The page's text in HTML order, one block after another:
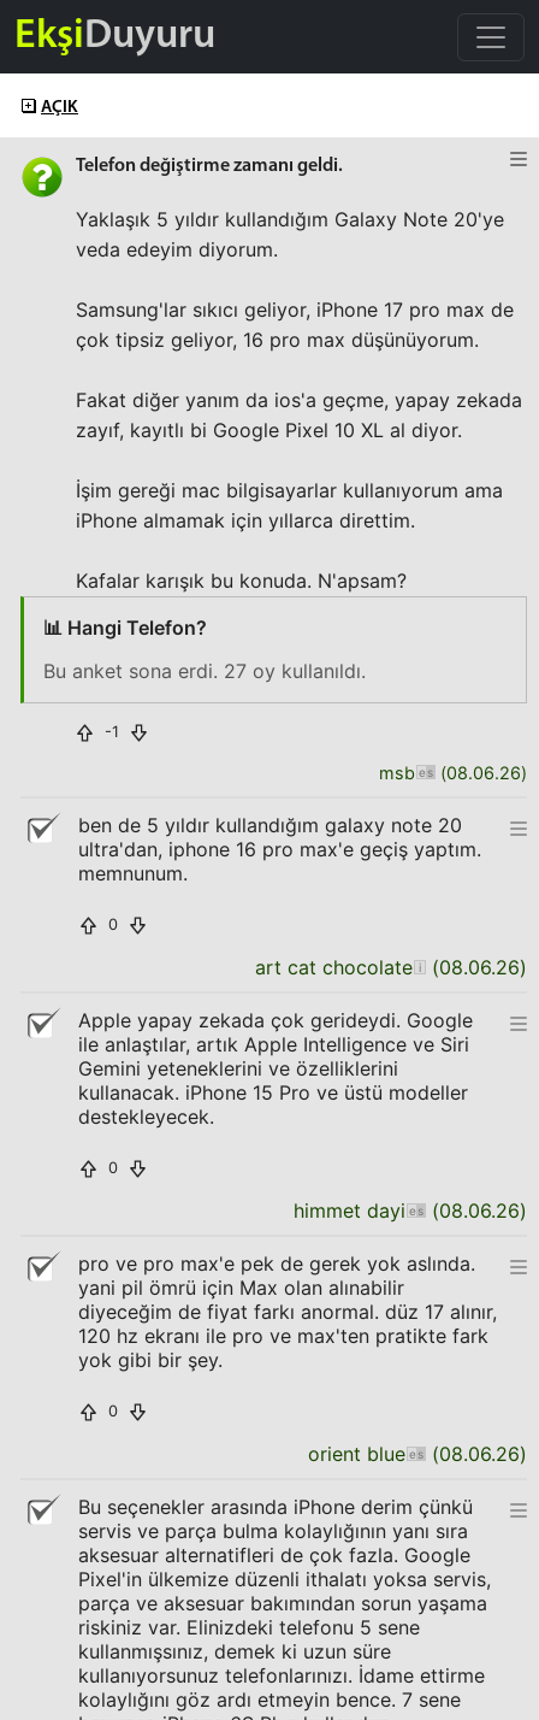
EkşiDuyuru
AÇIK
Telefon değiştirme zamanı geldi.
Yaklaşık 5 yıldır kullandığım Galaxy Note 20'ye
veda edeyim diyorum.
Samsung'lar sıkıcı geliyor, iPhone 17 pro max de
çok tipsiz geliyor, 16 pro max düşünüyorum.
Fakat diğer yanım da ios'a geçme, yapay zekada
zayıf, kayıtlı bi Google Pixel 10 XL al diyor.
İşim gereği mac bilgisayarlar kullanıyorum ama
iPhone almamak için yıllarca direttim.
Kafalar karışık bu konuda. N'apsam?
📊 Hangi Telefon?
Bu anket sona erdi. 27 oy kullanıldı.
-1
msb (08.06.26)
ben de 5 yıldır kullandığım galaxy note 20
ultra'dan, iphone 16 pro max'e geçiş yaptım.
memnunum.
0
art cat chocolate (08.06.26)
Apple yapay zekada çok gerideydi. Google
ile anlaştılar, artık Apple Intelligence ve Siri
Gemini yeteneklerini ve özelliklerini
kullanacak. iPhone 15 Pro ve üstü modeller
destekleyecek.
0
himmet dayi (08.06.26)
pro ve pro max'e pek de gerek yok aslında.
yani pil ömrü için Max olan alınabilir
diyeceğim de fiyat farkı anormal. düz 17 alınır,
120 hz ekranı ile pro ve max'ten pratikte fark
yok gibi bir şey.
0
orient blue (08.06.26)
Bu seçenekler arasında iPhone derim çünkü
servis ve parça bulma kolaylığının yanı sıra
aksesuar alternatifleri de çok fazla. Google
Pixel'in ülkemize düzenli ithalatı yoksa servis,
parça ve aksesuar bakımından sorun yaşama
riskiniz var. Elinizdeki telefonu 5 sene
kullanmışsınız, demek ki uzun süre
kullanıyorsunuz telefonlarınızı. İdame ettirme
kolaylığını göz ardı etmeyin bence. 7 sene